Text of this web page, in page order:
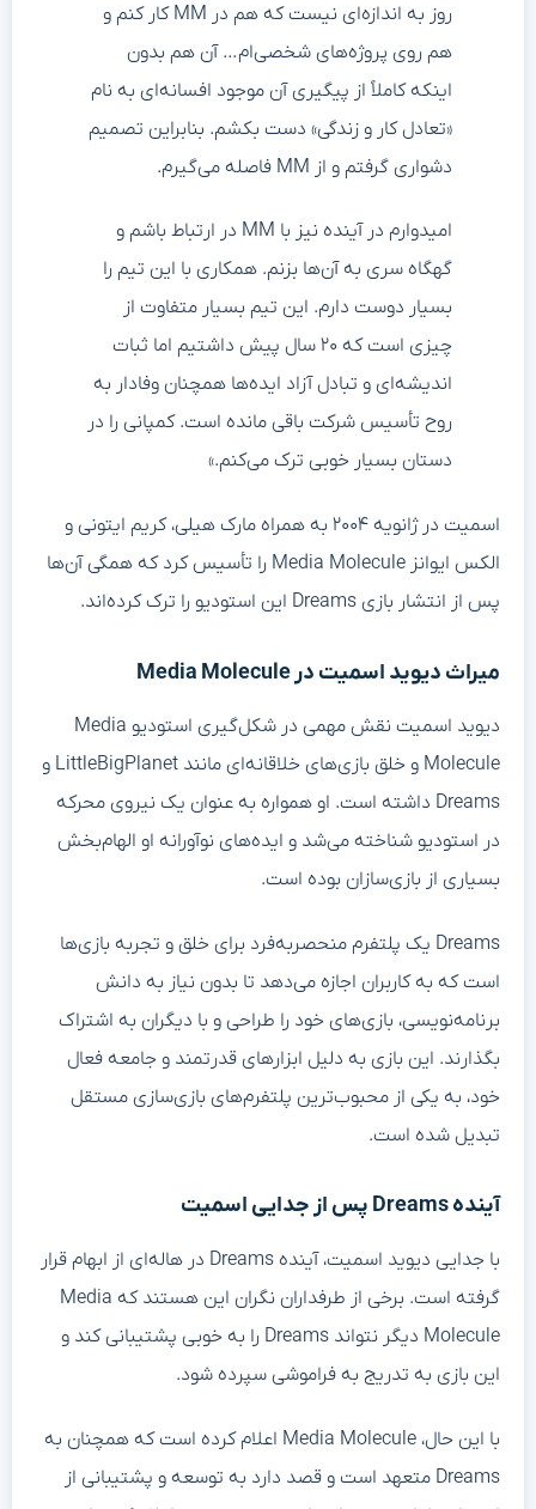
روز به اندازه‌ای نیست که هم در MM کار کنم و
هم روی پروژه‌های شخصی‌ام… آن هم بدون
اینکه کاملاً از پیگیری آن موجود افسانه‌ای به نام
«تعادل کار و زندگی» دست بکشم. بنابراین تصمیم
دشواری گرفتم و از MM فاصله می‌گیرم.
امیدوارم در آینده نیز با MM در ارتباط باشم و
گهگاه سری به آن‌ها بزنم. همکاری با این تیم را
بسیار دوست دارم. این تیم بسیار متفاوت از
چیزی است که ۲۰ سال پیش داشتیم اما ثبات
اندیشه‌ای و تبادل آزاد ایده‌ها همچنان وفادار به
روح تأسیس شرکت باقی مانده است. کمپانی را در
دستان بسیار خوبی ترک می‌کنم.»
اسمیت در ژانویه ۲۰۰۴ به همراه مارک هیلی، کریم ایتونی و
الکس ایوانز Media Molecule را تأسیس کرد که همگی آن‌ها
پس از انتشار بازی Dreams این استودیو را ترک کرده‌اند.
میراث دیوید اسمیت در Media Molecule
دیوید اسمیت نقش مهمی در شکل‌گیری استودیو Media
Molecule و خلق بازی‌های خلاقانه‌ای مانند LittleBigPlanet و
Dreams داشته است. او همواره به عنوان یک نیروی محرکه
در استودیو شناخته می‌شد و ایده‌های نوآورانه او الهام‌بخش
بسیاری از بازی‌سازان بوده است.
Dreams یک پلتفرم منحصربه‌فرد برای خلق و تجربه بازی‌ها
است که به کاربران اجازه می‌دهد تا بدون نیاز به دانش
برنامه‌نویسی، بازی‌های خود را طراحی و با دیگران به اشتراک
بگذارند. این بازی به دلیل ابزارهای قدرتمند و جامعه فعال
خود، به یکی از محبوب‌ترین پلتفرم‌های بازی‌سازی مستقل
تبدیل شده است.
آینده Dreams پس از جدایی اسمیت
با جدایی دیوید اسمیت، آینده Dreams در هاله‌ای از ابهام قرار
گرفته است. برخی از طرفداران نگران این هستند که Media
Molecule دیگر نتواند Dreams را به خوبی پشتیبانی کند و
این بازی به تدریج به فراموشی سپرده شود.
با این حال، Media Molecule اعلام کرده است که همچنان به
Dreams متعهد است و قصد دارد به توسعه و پشتیبانی از